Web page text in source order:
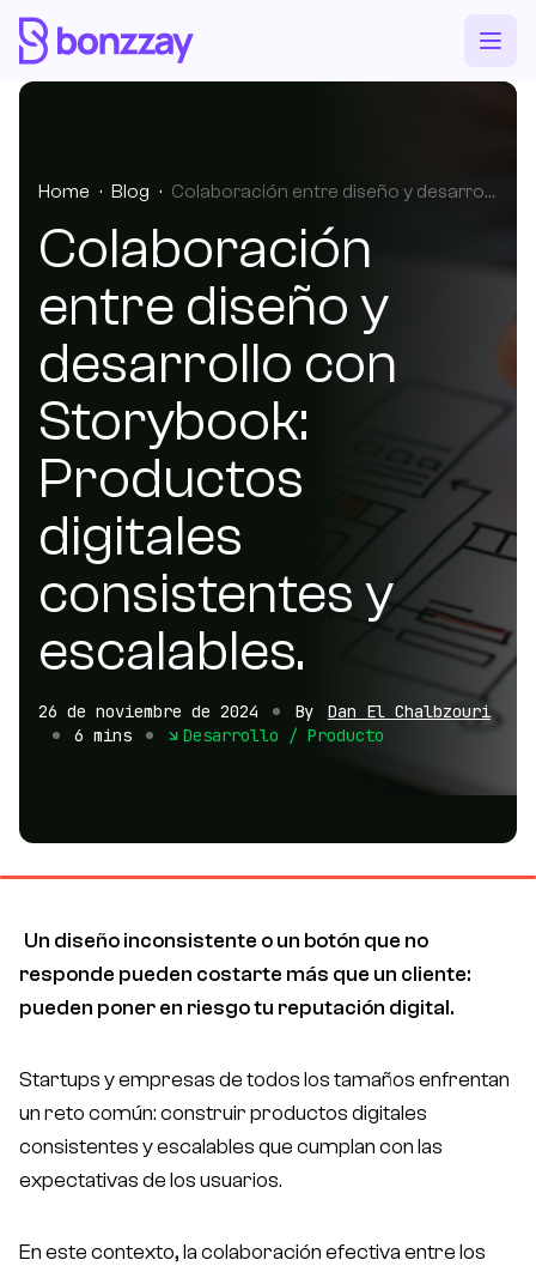
Home · Blog · Colaboración entre diseño y desarrollo con Storybook: Productos digitales consistentes y escalables.
Colaboración
entre diseño y
desarrollo con
Storybook:
Productos
digitales
consistentes y
escalables.
26 de noviembre de 2024 By
Dan El Chalbzouri
6 mins
Desarrollo / Producto
Un diseño inconsistente o un botón que no
responde pueden costarte más que un cliente:
pueden poner en riesgo tu reputación digital.
Startups y empresas de todos los tamaños enfrentan
un reto común: construir productos digitales
consistentes y escalables que cumplan con las
expectativas de los usuarios.
En este contexto, la colaboración efectiva entre los